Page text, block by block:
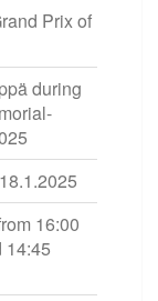
Prix of
during
18.1.2025
16:00
14:45